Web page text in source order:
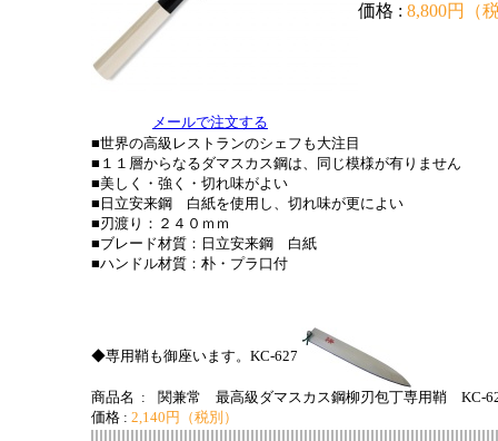
メールで注文する
価格 : 8,800円（
■世界の高級レストランのシェフも大注目
■１１層からなるダマスカス鋼は、同じ模様が有りません
■美しく・強く・切れ味がよい
■日立安来鋼 白紙を使用し、切れ味が更によい
■刃渡り：２４０ｍｍ
■ブレード材質：日立安来鋼 白紙
■ハンドル材質：朴・プラ口付
◆専用鞘も御座います。KC-627
商品名 :
関兼常 最高級ダマスカス鋼柳刃包丁専用鞘 KC-
価格 : 2,140円（税別）